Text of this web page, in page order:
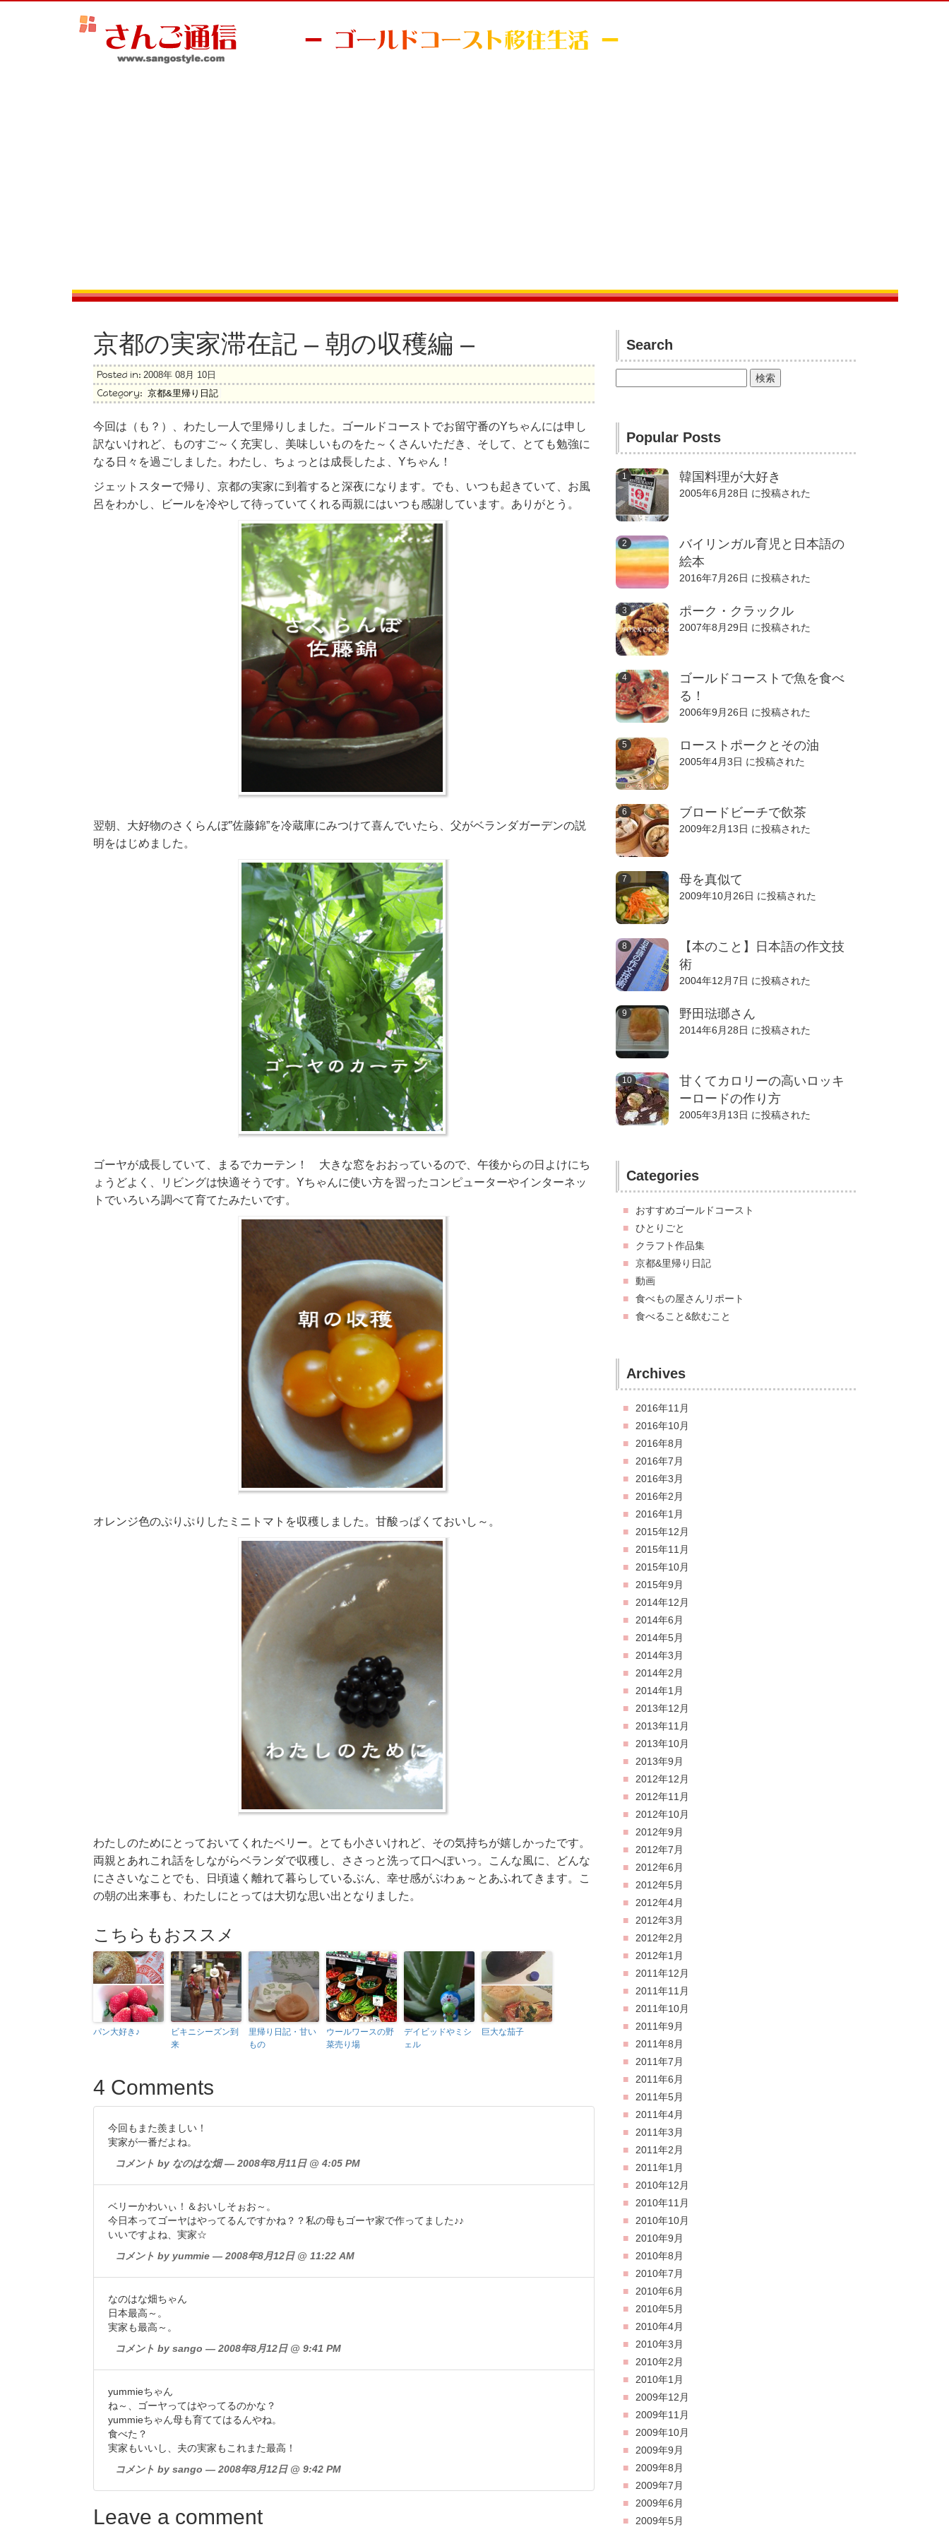
京都の実家滞在記 – 朝の収穫編 –
Posted in: 2008年 08月 10日
Category: 京都&里帰り日記
今回は（も？）、わたし一人で里帰りしました。ゴールドコーストでお留守番のYちゃんには申し
訳ないけれど、ものすご～く充実し、美味しいものをた～くさんいただき、そして、とても勉強に
なる日々を過ごしました。わたし、ちょっとは成長したよ、Yちゃん！
ジェットスターで帰り、京都の実家に到着すると深夜になります。でも、いつも起きていて、お風
呂をわかし、ビールを冷やして待っていてくれる両親にはいつも感謝しています。ありがとう。
翌朝、大好物のさくらんぼ”佐藤錦”を冷蔵庫にみつけて喜んでいたら、父がベランダガーデンの説
明をはじめました。
ゴーヤが成長していて、まるでカーテン！ 大きな窓をおおっているので、午後からの日よけにち
ょうどよく、リビングは快適そうです。Yちゃんに使い方を習ったコンピューターやインターネッ
トでいろいろ調べて育てたみたいです。
オレンジ色のぷりぷりしたミニトマトを収穫しました。甘酸っぱくておいし～。
わたしのためにとっておいてくれたベリー。とても小さいけれど、その気持ちが嬉しかったです。
両親とあれこれ話をしながらベランダで収穫し、ささっと洗って口へぽいっ。こんな風に、どんな
にささいなことでも、日頃遠く離れて暮らしているぶん、幸せ感がぶわぁ～とあふれてきます。こ
の朝の出来事も、わたしにとっては大切な思い出となりました。
こちらもおススメ
パン大好き♪
ビキニシーズン到
来
里帰り日記・甘い
もの
ウールワースの野
菜売り場
デイビッドやミシ
ェル
巨大な茄子
4 Comments
今回もまた羨ましい！
実家が一番だよね。
コメント by なのはな畑 — 2008年8月11日 @ 4:05 PM
ベリーかわいぃ！＆おいしそぉお～。
今日本ってゴーヤはやってるんですかね？？私の母もゴーヤ家で作ってました♪♪
いいですよね、実家☆
コメント by yummie — 2008年8月12日 @ 11:22 AM
なのはな畑ちゃん
日本最高～。
実家も最高～。
コメント by sango — 2008年8月12日 @ 9:41 PM
yummieちゃん
ね～、ゴーヤってはやってるのかな？
yummieちゃん母も育ててはるんやね。
食べた？
実家もいいし、夫の実家もこれまた最高！
コメント by sango — 2008年8月12日 @ 9:42 PM
Leave a comment
Search
索:
Popular Posts
韓国料理が大好き
2005年6月28日 に投稿された
バイリンガル育児と日本語の
絵本
2016年7月26日 に投稿された
ポーク・クラックル
2007年8月29日 に投稿された
ゴールドコーストで魚を食べ
る！
2006年9月26日 に投稿された
ローストポークとその油
2005年4月3日 に投稿された
ブロードビーチで飲茶
2009年2月13日 に投稿された
母を真似て
2009年10月26日 に投稿された
【本のこと】日本語の作文技
術
2004年12月7日 に投稿された
野田琺瑯さん
2014年6月28日 に投稿された
甘くてカロリーの高いロッキ
ーロードの作り方
2005年3月13日 に投稿された
Categories
おすすめゴールドコースト
ひとりごと
クラフト作品集
京都&里帰り日記
動画
食べもの屋さんリポート
食べること&飲むこと
Archives
2016年11月
2016年10月
2016年8月
2016年7月
2016年3月
2016年2月
2016年1月
2015年12月
2015年11月
2015年10月
2015年9月
2014年12月
2014年6月
2014年5月
2014年3月
2014年2月
2014年1月
2013年12月
2013年11月
2013年10月
2013年9月
2012年12月
2012年11月
2012年10月
2012年9月
2012年7月
2012年6月
2012年5月
2012年4月
2012年3月
2012年2月
2012年1月
2011年12月
2011年11月
2011年10月
2011年9月
2011年8月
2011年7月
2011年6月
2011年5月
2011年4月
2011年3月
2011年2月
2011年1月
2010年12月
2010年11月
2010年10月
2010年9月
2010年8月
2010年7月
2010年6月
2010年5月
2010年4月
2010年3月
2010年2月
2010年1月
2009年12月
2009年11月
2009年10月
2009年9月
2009年8月
2009年7月
2009年6月
2009年5月